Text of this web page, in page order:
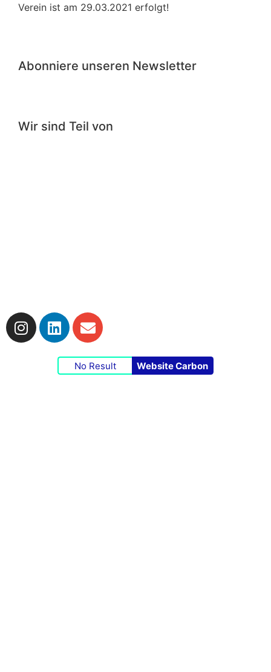
Verein ist am 29.03.2021 erfolgt!
Abonniere unseren Newsletter
Wir sind Teil von
No Result Website Carbon